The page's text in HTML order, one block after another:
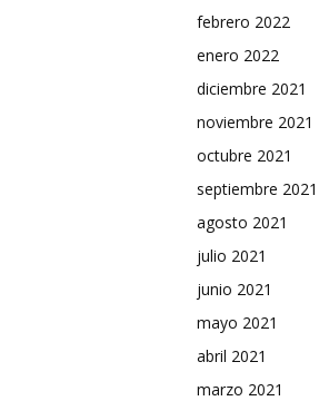
febrero 2022
enero 2022
diciembre 2021
noviembre 2021
octubre 2021
septiembre 2021
agosto 2021
julio 2021
junio 2021
mayo 2021
abril 2021
marzo 2021